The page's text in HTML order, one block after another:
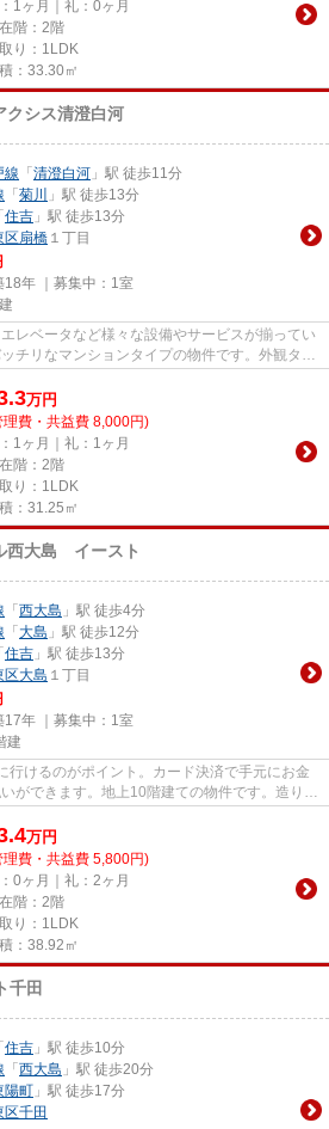
1ヶ月｜礼：0ヶ月
階：2階
り：1LDK
：33.30㎡
クシス清澄白河
線 「 清澄白河 」駅 徒歩11分
「 菊川
」駅 徒歩13分
住吉 」駅 徒歩13分
区扇橋 １丁目
年 ｜募集中： 1室
レベータなど様々な設備やサービスが揃ってい
チリなマンションタイプの物件です。外観タイ
万円
理費・共益費 8,000円)
1ヶ月｜礼：1ヶ月
階：2階
り：1LDK
：31.25㎡
西大島 イースト
「 西大島 」駅 徒歩4分
「 大島 」駅 徒歩12分
住吉 」駅 徒歩13分
区大島 １丁目
年 ｜募集中： 1室
建
行けるのがポイント。カード決済で手元にお金
ができます。地上10階建ての物件です。造りと
万円
理費・共益費 5,800円)
0ヶ月｜礼：2ヶ月
階：2階
り：1LDK
：38.92㎡
千田
住吉 」駅 徒歩10分
「 西大島 」駅 徒歩20分
陽町 」駅 徒歩17分
区千田